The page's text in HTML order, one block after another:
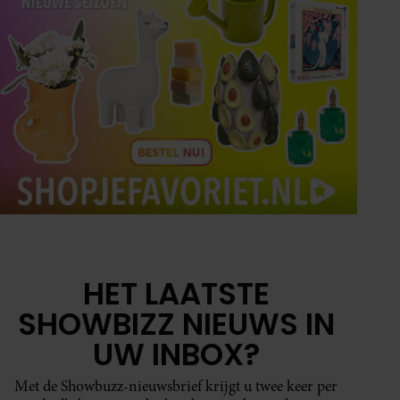
HET LAATSTE
SHOWBIZZ NIEUWS IN
UW INBOX?
Met de Showbuzz-nieuwsbrief krijgt u twee keer per